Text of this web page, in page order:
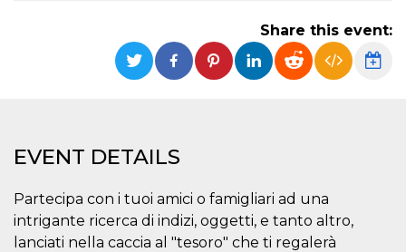
Share this event:
EVENT DETAILS
Partecipa con i tuoi amici o famigliari ad una
intrigante ricerca di indizi, oggetti, e tanto altro,
lanciati nella caccia al "tesoro" che ti regalerà
functionality such as user login and account
management. The website cannot be used
properly without strictly necessary cookies.
Inc.
.oooh.events
identify
trusted web
traffic and
override any